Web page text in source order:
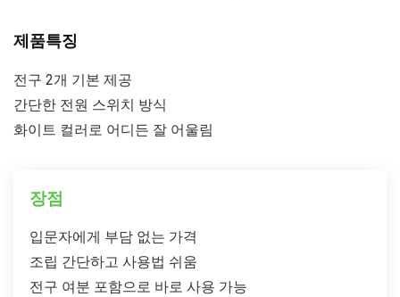
제품특징
전구 2개 기본 제공
간단한 전원 스위치 방식
화이트 컬러로 어디든 잘 어울림
장점
입문자에게 부담 없는 가격
조립 간단하고 사용법 쉬움
전구 여분 포함으로 바로 사용 가능